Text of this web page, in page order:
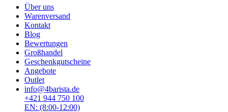
Über uns
Warenversand
Kontakt
Blog
Bewertungen
Großhandel
Geschenkgutscheine
Angebote
Outlet
info@4barista.de
+421 944 750 100
EN: (8:00-12:00)